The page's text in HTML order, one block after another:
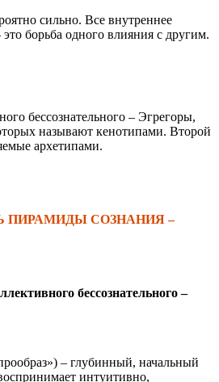
сильно. Все внутреннее
это борьба одного влияния с другим.
бессознательного – Эгрегоры,
называют кенотипами. Второй
архетипами.
ПИРАМИДЫ СОЗНАНИЯ –
бессознательного –
– глубинный, начальный
интуитивно,